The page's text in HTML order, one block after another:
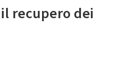
recupero dei